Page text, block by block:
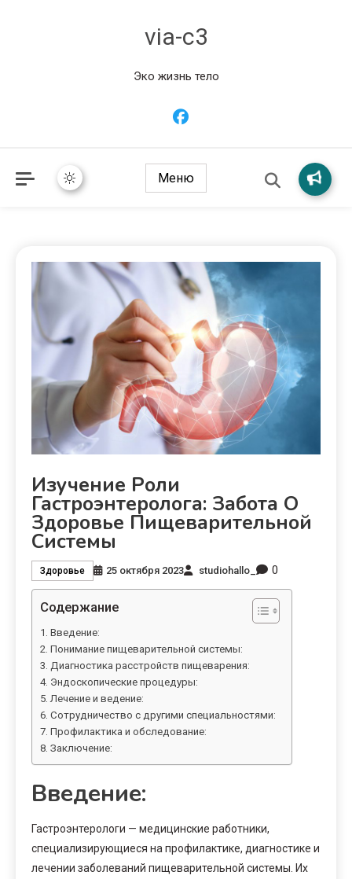
via-c3
Эко жизнь тело
Меню
Изучение Роли
Гастроэнтеролога: Забота О
Здоровье Пищеварительной
Системы
Здоровье 25 октября 2023 studiohallo_ 0
Содержание
Введение:
Понимание пищеварительной системы:
Диагностика расстройств пищеварения:
Эндоскопические процедуры:
Лечение и ведение:
Сотрудничество с другими специальностями:
Профилактика и обследование:
Заключение:
Введение:
Гастроэнтерологи — медицинские работники,
специализирующиеся на профилактике, диагностике и
лечении заболеваний пищеварительной системы. Их